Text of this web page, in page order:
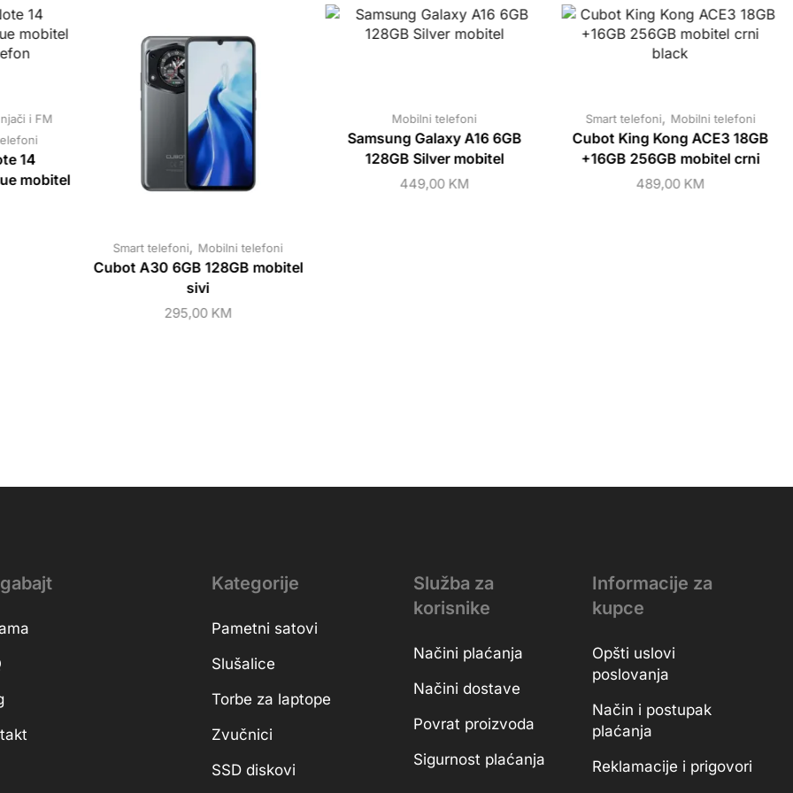
i FM
14
mobitel
Smart telefoni, Mobilni telefoni
Cubot A30 6GB 128GB mobitel
sivi
295,00 KM
Mobilni telefoni
Samsung Galaxy A16 6GB
128GB Silver mobitel
449,00 KM
Smart telefoni, Mobilni telefoni
Cubot King Kong ACE3 18GB
+16GB 256GB mobitel crni
489,00 KM
Kategorije
Pametni satovi
Slušalice
Torbe za laptope
Zvučnici
SSD diskovi
Služba za
korisnike
Načini plaćanja
Načini dostave
Povrat proizvoda
Sigurnost plaćanja
Informacije za
kupce
Opšti uslovi
poslovanja
Način i postupak
plaćanja
Reklamacije i prigovori